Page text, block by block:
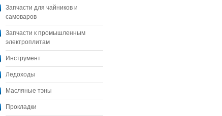
Запчасти для чайников и
самоваров
Запчасти к промышленным
электроплитам
Инструмент
Ледоходы
Масляные тэны
Прокладки